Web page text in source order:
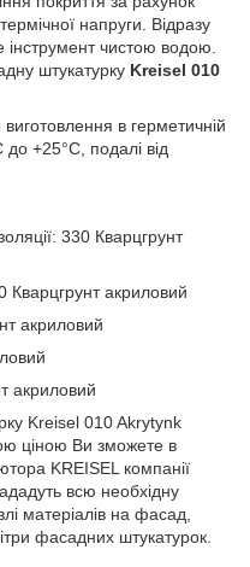
напруги. Відразу
інструмент чистою водою.
штукатурку Kreisel 010
в герметичній
до +25°C, подалі від
330 Кварцгрунт
акриловий
акриловий
акриловий
Kreisel 010 Akrytynk
ціною Ви зможете в
KREISEL компанії
всю необхідну
матеріалів на фасад,
фасадних штукатурок.